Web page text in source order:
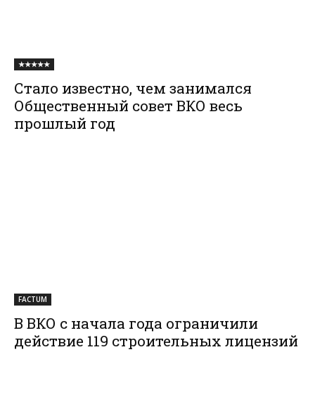
★★★★★
Стало известно, чем занимался
Общественный совет ВКО весь
прошлый год
FACTUM
В ВКО с начала года ограничили
действие 119 строительных лицензий